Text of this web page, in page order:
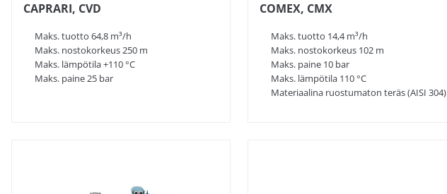
CAPRARI, CVD
Maks. tuotto 64,8 m³/h
Maks. nostokorkeus 250 m
Maks. lämpötila +110 °C
Maks. paine 25 bar
COMEX, CMX
Maks. tuotto 14,4 m³/h
Maks. nostokorkeus 102 m
Maks. paine 10 bar
Maks. lämpötila 110 °C
Materiaalina ruostumaton teräs (AISI 304)